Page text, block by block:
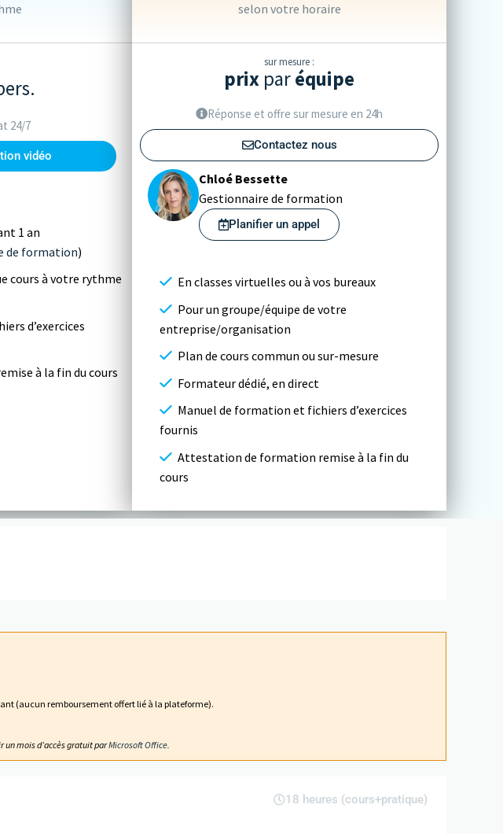
24/7
vidéo
1 an
de formation)
cours à votre rythme
d’exercices
à la fin du cours
selon votre horaire
sur mesure :
prix paréquipe
Réponse et offre sur mesure en 24h
Contactez nous
Chloé Bessette
Gestionnaire de formation
Planifier un appel
En classes virtuelles ou à vos bureaux
Pour un groupe/équipe de votre
entreprise/organisation
Plan de cours commun ou sur-mesure
Formateur dédié, en direct
Manuel de formation et fichiers d’exercices
fournis
Attestation de formation remise à la fin du
cours
(aucun remboursement offert lié à la plateforme).
un mois d’accès gratuit parMicrosoft Office.
18 heures (cours+pratique)